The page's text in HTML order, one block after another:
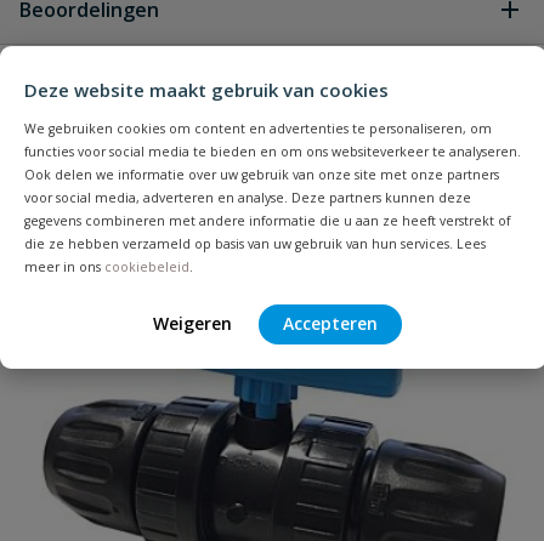
Deze website maakt gebruik van cookies
We gebruiken cookies om content en advertenties te personaliseren, om
functies voor social media te bieden en om ons websiteverkeer te analyseren.
Ook delen we informatie over uw gebruik van onze site met onze partners
voor social media, adverteren en analyse. Deze partners kunnen deze
gegevens combineren met andere informatie die u aan ze heeft verstrekt of
die ze hebben verzameld op basis van uw gebruik van hun services. Lees
meer in ons cookiebeleid.
Weigeren Accepteren
Heb je zelf ook een vraag over
Beoordelingen
Je beoordeelt:VDL tyleen knie 90° binnendraad 16
mm x 1/2''
Uw waardering:
Naam
Samenvatting
Bijpassende producten